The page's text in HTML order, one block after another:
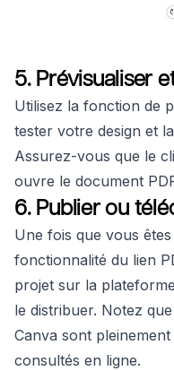
5. Prévisualiser
Utilisez la fonction de
tester votre design et
Assurez-vous que le
ouvre le document
6. Publier ou
Une fois que vous
fonctionnalité du lien
projet sur la
le distribuer. Notez
Canva sont
consultés en ligne.